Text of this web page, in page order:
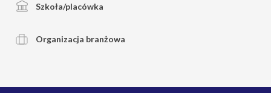
Szkoła/placówka
Organizacja branżowa